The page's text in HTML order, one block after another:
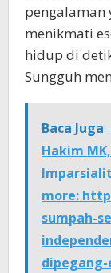
pengalaman
menikmati
hidup di
Sungguh
Baca Juga
Hakim
more:
sumpah-